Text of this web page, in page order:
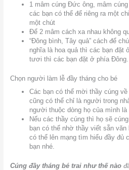
1 mâm cúng Đức ông, mâm
các bạn có thể để riêng ra một
một chút
Để 2 mâm cách xa nhau không
“Đông bình, Tây quả” cách để
nghĩa là hoa quả thì các bạn đặt
tươi thì các bạn đặt ở phía Đông.
Chọn người làm lễ đầy tháng cho bé
Các bạn có thể mời thầy cúng
cũng có thể chỉ là người trong
người thuộc dòng họ của mình
Nếu các thầy cúng thì họ sẽ
bạn có thể nhờ thầy viết sẵn
có thể lên mạng tìm hiểu đầy đủ
bạn nhé.
Cúng đầy tháng bé trai như thế nào